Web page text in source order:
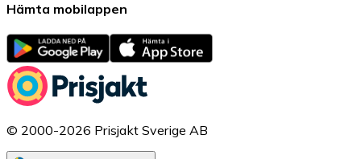
Hämta mobilappen
© 2000-2026 Prisjakt Sverige AB